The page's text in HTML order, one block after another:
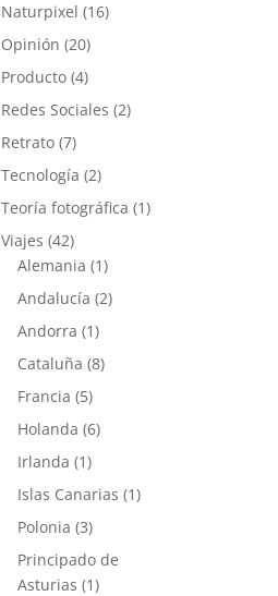
Naturpixel (16)
Opinión (20)
Producto (4)
Redes Sociales (2)
Retrato (7)
Tecnología (2)
Teoría fotográfica (1)
Viajes (42)
Alemania (1)
Andalucía (2)
Andorra (1)
Cataluña (8)
Francia (5)
Holanda (6)
Irlanda (1)
Islas Canarias (1)
Polonia (3)
Principado de
Asturias (1)